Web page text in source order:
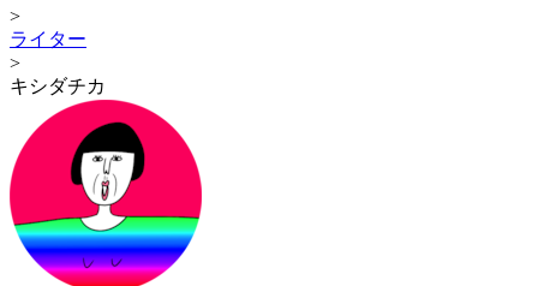
>
ライター
>
キシダチカ